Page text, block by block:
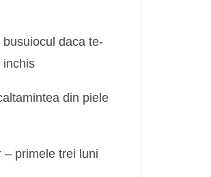
daca te-
inchis
din piele
– primele trei luni